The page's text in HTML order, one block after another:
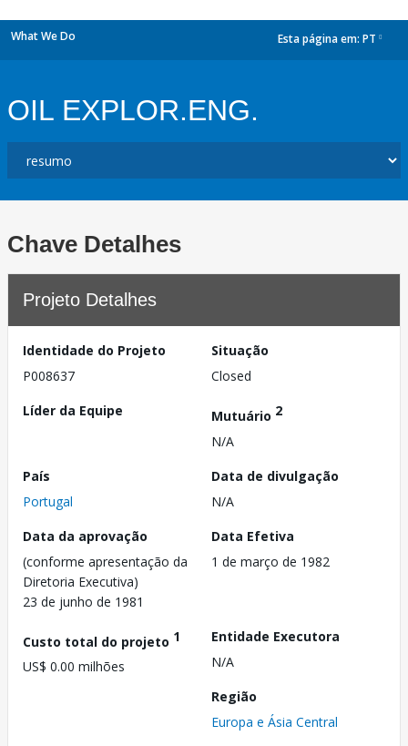
What We Do Esta página em: PT
OIL EXPLOR.ENG.
Chave Detalhes
Projeto Detalhes
Identidade do Projeto
P008637
Situação
Closed
Líder da Equipe
Mutuário 2
N/A
País
Portugal
Data de divulgação
N/A
Data da aprovação
(conforme apresentação da
Diretoria Executiva)
23 de junho de 1981
Data Efetiva
1 de março de 1982
Custo total do projeto 1
US$ 0.00 milhões
Entidade Executora
N/A
Região
Europa e Ásia Central